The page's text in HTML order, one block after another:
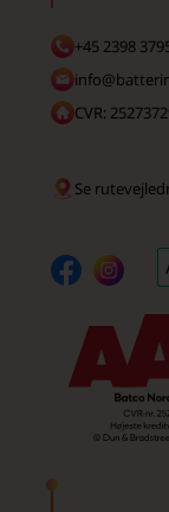
+45 2398
CVR:
Se